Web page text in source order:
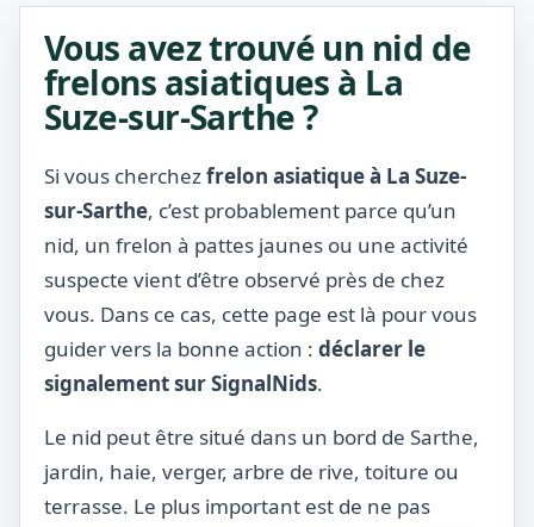
Vous avez trouvé un nid de
frelons asiatiques à La
Suze-sur-Sarthe ?
Si vous cherchezfrelon asiatique à La Suze-
sur-Sarthe, c’est probablement parce qu’un
nid, un frelon à pattes jaunes ou une activité
suspecte vient d’être observé près de chez
vous. Dans ce cas, cette page est là pour vous
guider vers la bonne action : déclarer le
signalement sur SignalNids.
Le nid peut être situé dans un bord de Sarthe,
jardin, haie, verger, arbre de rive, toiture ou
terrasse. Le plus important est de ne pas